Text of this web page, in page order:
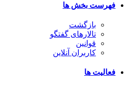
فهرست بخش ها
بازگشت
تالارهای گفتگو
قوانین
کاربران آنلاین
فعالیت ها